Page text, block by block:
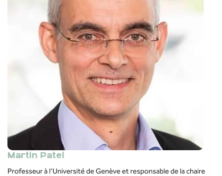
Martin Patel
Professeurà l’Universitéde Genève etresponsablede lachaire